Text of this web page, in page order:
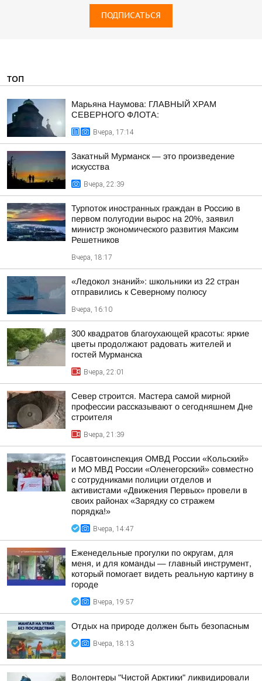
ПОДПИСАТЬСЯ
ТОП
Марьяна Наумова: ГЛАВНЫЙ ХРАМ
СЕВЕРНОГО ФЛОТА:
Вчера, 17:14
Закатный Мурманск — это произведение
искусства
Вчера, 22:39
Турпоток иностранных граждан в Россию в
первом полугодии вырос на 20%, заявил
министр экономического развития Максим
Решетников
Вчера, 18:17
«Ледокол знаний»: школьники из 22 стран
отправились к Северному полюсу
Вчера, 16:10
300 квадратов благоухающей красоты: яркие
цветы продолжают радовать жителей и
гостей Мурманска
Вчера, 22:01
Север строится. Мастера самой мирной
профессии рассказывают о сегодняшнем Дне
строителя
Вчера, 21:39
Госавтоинспекция ОМВД России «Кольский»
и МО МВД России «Оленегорский» совместно
с сотрудниками полиции отделов и
активистами «Движения Первых» провели в
своих районах «Зарядку со стражем
порядка!»
Вчера, 14:47
Еженедельные прогулки по округам, для
меня, и для команды — главный инструмент,
который помогает видеть реальную картину в
городе
Вчера, 19:57
Отдых на природе должен быть безопасным
Вчера, 18:13
Волонтеры "Чистой Арктики" ликвидировали